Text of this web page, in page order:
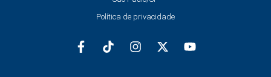
Política de privacidade